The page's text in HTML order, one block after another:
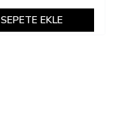
SEPETE EKLE